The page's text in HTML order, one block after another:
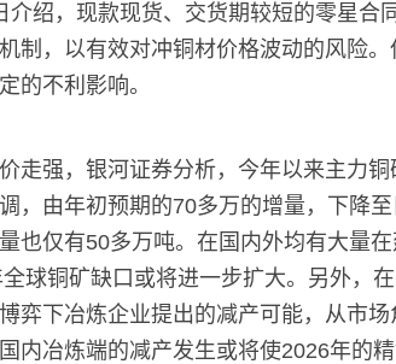
，现款现货、交货期较短的零星合
制，以有效对冲铜材价格波动的风险
的不利影响。
强，银河证券分析，今年以来主力铜
，由年初预期的70多万的增量，下降
也仅有50多万吨。在国内外均有大量
全球铜矿缺口或将进一步扩大。另外，
弈下冶炼企业提出的减产可能，从市
内冶炼端的减产发生或将使2026年的